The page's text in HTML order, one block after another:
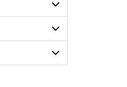
Undersidor
för
Radar
och
satellit
Undersidor
för
Väder
till
havs
Undersidor
för